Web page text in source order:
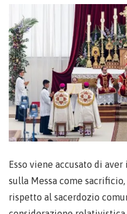
Esso viene accusato di
sulla Messa come
rispetto al sacerdozio